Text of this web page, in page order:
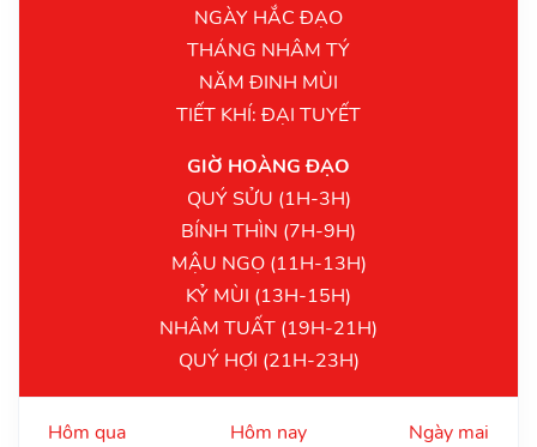
NGÀY HẮC ĐẠO
THÁNG NHÂM TÝ
NĂM ĐINH MÙI
TIẾT KHÍ: ĐẠI TUYẾT
GIỜ HOÀNG ĐẠO
QUÝ SỬU (1H-3H)
BÍNH THÌN (7H-9H)
MẬU NGỌ (11H-13H)
KỶ MÙI (13H-15H)
NHÂM TUẤT (19H-21H)
QUÝ HỢI (21H-23H)
Hôm qua Hôm nay Ngày mai